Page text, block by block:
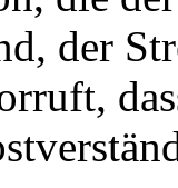
der